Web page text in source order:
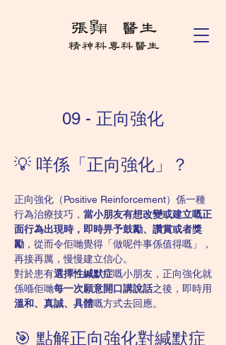
09 - 正向強化
💡 咩係「正向強化」？
正向強化（Positive Reinforcement）係一種
行為治療技巧， 當小朋友有想改變或建立嘅正
面行為出現時，即時畀予鼓勵、讚賞或者獎
勵 ，從而令佢哋覺得「做呢件事係值得嘅」，
再接再厲，慢慢建立信心。
對於患有選擇性緘默症嘅小朋友，正向強化就
係喺佢哋每一次願意開口講說話之後，即時用
溫和、真誠、具體嘅方式去回應。
🎯 點解正向強化對緘默症